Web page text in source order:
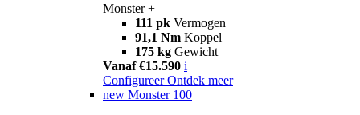
Monster +
111 pk Vermogen
91,1 Nm Koppel
175 kg Gewicht
Vanaf €15.590 i
Configureer Ontdek meer
new Monster 100